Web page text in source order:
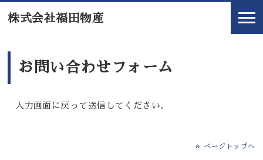
株式会社福田物産
お問い合わせフォーム
入力画面に戻って送信してください。
ページトップへ